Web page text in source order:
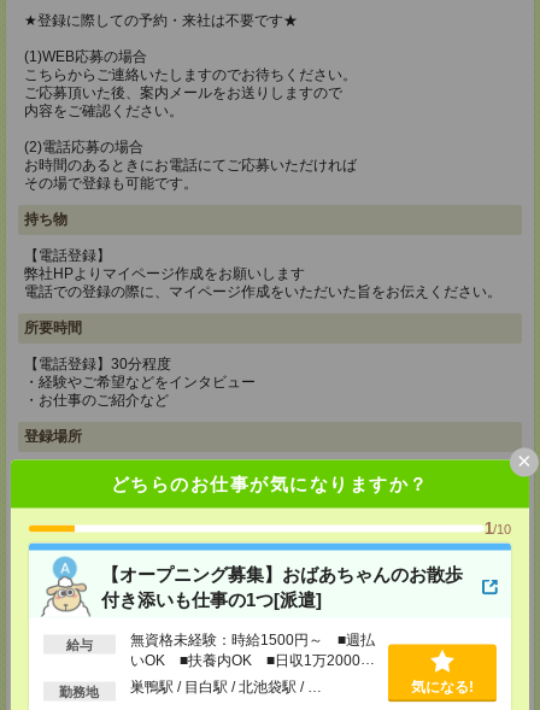
どちらのお仕事が気になりますか？
1/10
【オープニング募集】おばあちゃんのお散歩
付き添いも仕事の1つ[派遣]
給与
無資格未経験：時給1500円～ ■週払
いOK ■扶養内OK ■日収1万2000円
以上
勤務地 巣鴨駅 / 目白駅 / 北池袋駅 / … 気になる!
×
★登録に際しての予約・来社は不要です★
(1)WEB応募の場合
こちらからご連絡いたしますのでお待ちください。
ご応募頂いた後、案内メールをお送りしますので
内容をご確認ください。
(2)電話応募の場合
お時間のあるときにお電話にてご応募いただければ
その場で登録も可能です。
持ち物
【電話登録】
弊社HPよりマイページ作成をお願いします
電話での登録の際に、マイページ作成をいただいた旨をお伝えください。
所要時間
【電話登録】30分程度
・経験やご希望などをインタビュー
・お仕事のご紹介など
登録場所
CS新宿支店
東京都新宿区西新宿 1-6-1 新宿エルタワー 17F
TEL：0120-659-458
MAIL：CS_SHINJUKU@manpowergroup.jp
担当：採用担当
CS立川支店
〒190-0012
東京都立川市曙町2-34-7 ファーレイーストビル 8F
TEL：0120-659-460
MAIL：CS_TACHIKAWA@manpowergroup.jp